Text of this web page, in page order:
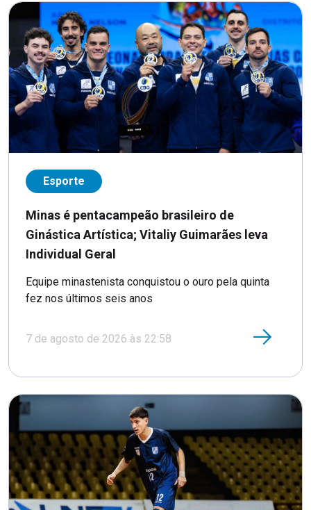
Esporte
Minas é pentacampeão brasileiro de
Ginástica Artística; Vitaliy Guimarães leva
Individual Geral
Equipe minastenista conquistou o ouro pela quinta
fez nos últimos seis anos
7 de agosto de 2026 às 22:58